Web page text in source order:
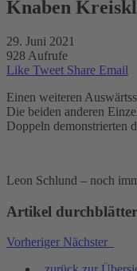
Knaben
29. Juni 2021
928 Aufrufe
Like Tweet Share Email
Einen weiteren
Die beiden anderen
Doppeln demonstrierten
Leon Schlund – noch
Artikel
Vorheriger Nächster